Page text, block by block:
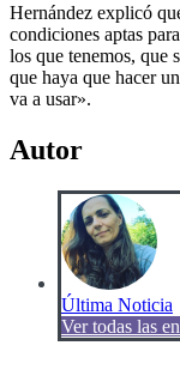
Hernández explicó
condiciones aptas
los que tenemos, que
que haya que hacer
va a usar».
Autor
Última Noticia
Ver todas las